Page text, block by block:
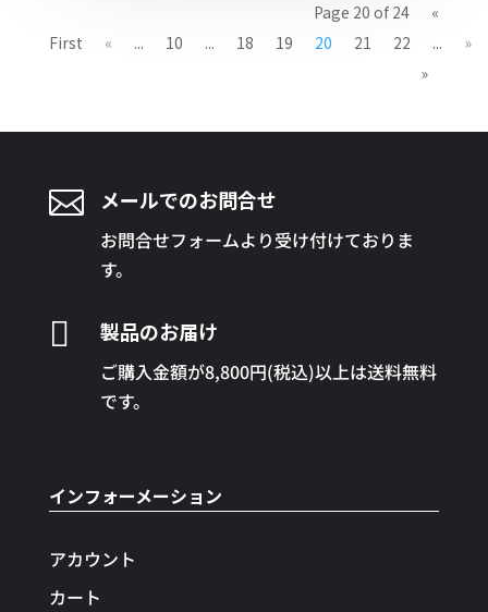
Page 20 of 24
«
First
« ... 10 ... 18 19 20 21 22 ...
»
»
 メールでのお問合せ
お問合せフォームより受け付けておりま
す。
 製品のお届け
ご購入金額が8,800円(税込)以上は送料無料
です。
インフォーメーション
アカウント
カート